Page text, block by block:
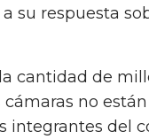
su respuesta
cantidad de
no están
integrantes del